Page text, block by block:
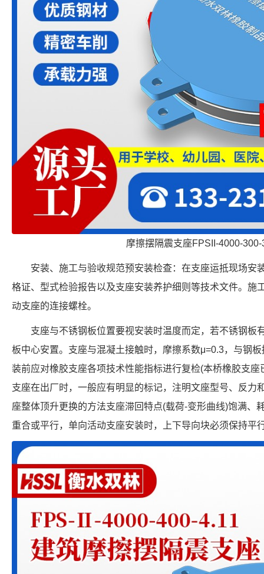
摩擦摆隔震支座FPSII-4000-300-
安装、施工与验收规范预安装检查：在支座运抵现场安
格证、型式检验报告以及支座安装养护细则等技术文件。施
动支座的连接螺栓。
支座与不锈钢板位置要视安装时温度而定，若不锈钢板
板中心安置。支座与混凝土接触时，摩擦系数μ=0.3，与钢
装前应对橡胶支座各项技术性能指标进行复检(本桥橡胶支
支座在出厂时，一般应有明显的标记，注明文座型号、反力
座整体顶升更换的方法支座滞回特点(载荷-变形曲线)饱满、
重合或平行，单向活动支座安装时，上下导向块必须保持平